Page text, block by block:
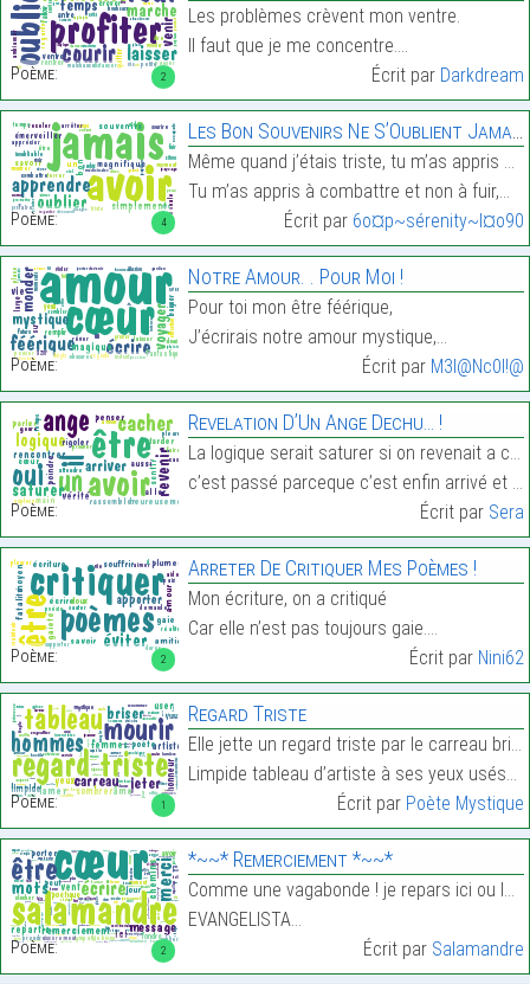
2
Poème:
Les problèmes crèvent mon ventre.
Il faut que je me concentre.…
Écrit par Darkdream
4
Poème:
Les Bon Souvenirs Ne S’Oublient Jamais…
Même quand j’étais triste, tu m’as appris à sourir
Tu m’as appris à combattre et non à fuir,…
Écrit par 6o¤p~sérenity~l¤o90
Poème:
Notre Amour. . Pour Moi !
Pour toi mon être féérique,
J’écrirais notre amour mystique,…
Écrit par M3l@Nc0l!@
Poème:
Revelation D’Un Ange Dechu… !
La logique serait saturer si on revenait a ce qui
c’est passé parceque c’est enfin arrivé et oui je …
Écrit par Sera
2
Poème:
Arreter De Critiquer Mes Poèmes !
Mon écriture, on a critiqué
Car elle n’est pas toujours gaie.…
Écrit par Nini62
1
Poème:
Regard Triste
Elle jette un regard triste par le carreau brisé,
Limpide tableau d’artiste à ses yeux usés…
Écrit par Poète Mystique
2
Poème:
*~~* Remerciement *~~*
Comme une vagabonde ! je repars ici ou là sur les
EVANGELISTA…
Écrit par Salamandre